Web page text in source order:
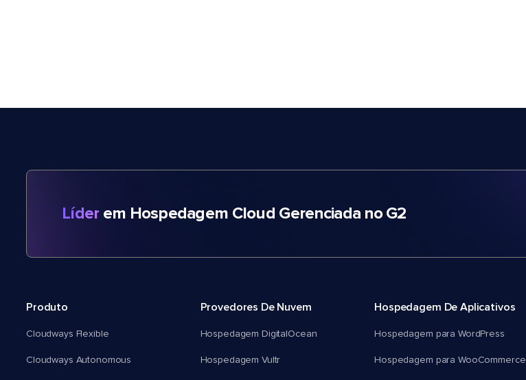
Líder em Hospedagem Cloud Gerenciada no G2
Produto
Cloudways Flexible
Cloudways Autonomous
Provedores De Nuvem
Hospedagem DigitalOcean
Hospedagem Vultr
Hospedagem De Aplicativos
Hospedagem para WordPress
Hospedagem para WooCommerce